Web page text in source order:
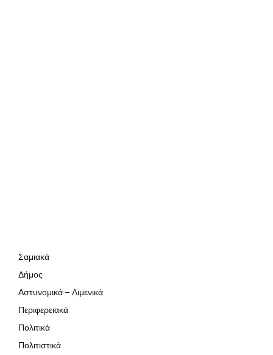
Σαμιακά
Δήμος
Αστυνομικά – Λιμενικά
Περιφερειακά
Πολιτικά
Πολιτιστικά